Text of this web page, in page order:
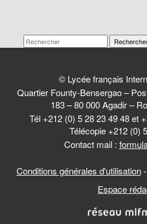
© Lycée français
Quartier Founty-Bensergao –
183 – 80 000 Agadir –
Tél +212 (0) 5 28 23 49 48 et
Télécopie +212 (0)
Contact mail :
Conditions générales d'utilisation-
Espace